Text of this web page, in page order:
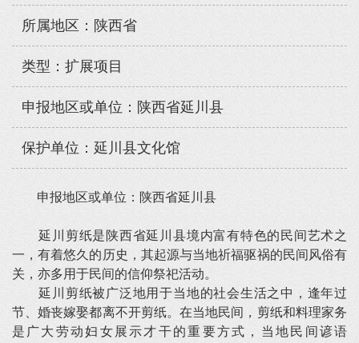
所属地区：陕西省
类型：扩展项目
申报地区或单位：陕西省延川县
保护单位：延川县文化馆
申报地区或单位：陕西省延川县
延川剪纸是陕西省延川县境内富有特色的民间艺术之
一，有着悠久的历史，其起源与当地祈福驱祸的民间风俗有
关，亦多用于民间的信仰祭祀活动。
延川剪纸被广泛地用于当地的社会生活之中，逢年过
节、婚丧嫁娶都离不开剪纸。在当地民间，剪纸和料理家务
是广大劳动妇女展示才干的重要方式，当地民间谚语